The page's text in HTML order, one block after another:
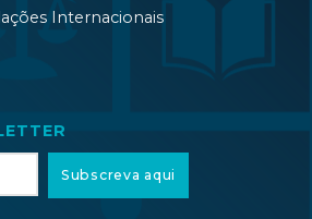
Internacionais
Subscreva aqui